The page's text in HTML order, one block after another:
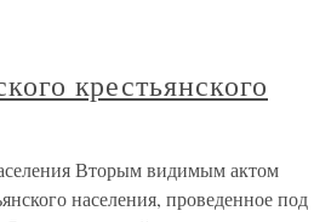
крестьянского
Вторым видимым актом
населения, проведенное под